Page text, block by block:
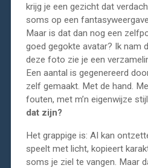
krijg je een gezicht dat
soms op een
Maar is dat dan nog een
goed gegokte avatar? Ik nam
deze foto zie je een
Een aantal is gegenereerd
zelf gemaakt. Met de hand.
fouten, met m’n eigenwijze
dat zijn?
Het grappige is: AI kan
speelt met licht, kopieert
soms je ziel te vangen. Maar